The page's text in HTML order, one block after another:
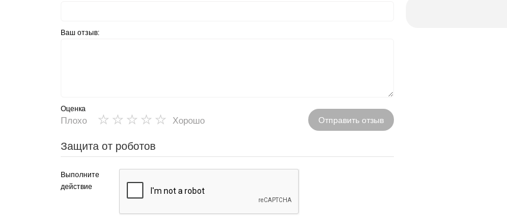
Ваш отзыв:
Оценка
Плохо ★
★
★
★
★ Хорошо Отправить отзыв
Защита от роботов
Выполните
действие